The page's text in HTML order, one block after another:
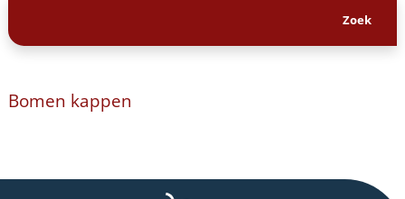
Bomen kappen